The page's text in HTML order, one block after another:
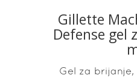
READ
Gillette
Defense gel
Gel za brijanje,